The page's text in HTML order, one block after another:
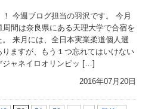
！ 今週ブログ担当の羽沢です。 今月
周間は奈良県にある天理大学で合宿を
。 来月には、全日本実業柔道個人選
りますが、もう１つ忘れてはいけない
ジャネイロオリンピッ […]
2016年07月20日